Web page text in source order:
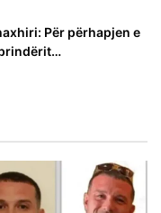
Për përhapjen e